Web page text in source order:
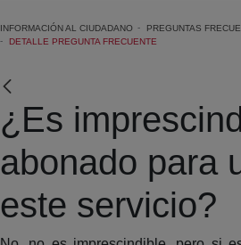
INFORMACIÓN AL CIUDADANO
PREGUNTAS
DETALLE PREGUNTA FRECUENTE
¿Es
abonado para
este servicio?